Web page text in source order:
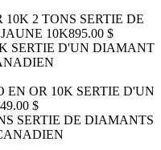
10K 2 TONS SERTIE DE
10K895.00 $
EN OR 10K SERTIE D'UN
$